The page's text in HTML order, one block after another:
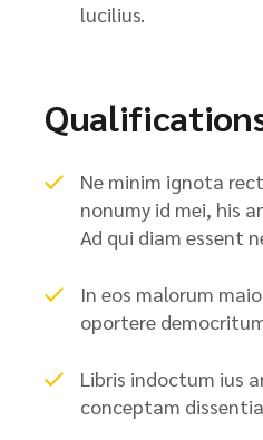
lucilius.
Ne minim ignota
nonumy id mei, his
Ad qui diam essent
In eos malorum
oportere
Libris indoctum ius
conceptam